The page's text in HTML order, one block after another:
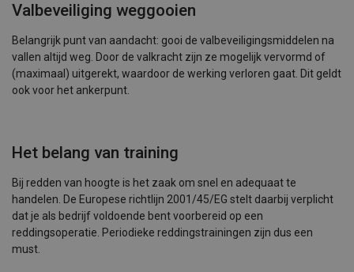
Valbeveiliging weggooien
Belangrijk punt van aandacht: gooi de valbeveiligingsmiddelen na
vallen altijd weg. Door de valkracht zijn ze mogelijk vervormd of
(maximaal) uitgerekt, waardoor de werking verloren gaat. Dit geldt
ook voor het ankerpunt.
Het belang van training
Bij redden van hoogte is het zaak om snel en adequaat te
handelen. De Europese richtlijn 2001/45/EG stelt daarbij verplicht
dat je als bedrijf voldoende bent voorbereid op een
reddingsoperatie. Periodieke reddingstrainingen zijn dus een
must.